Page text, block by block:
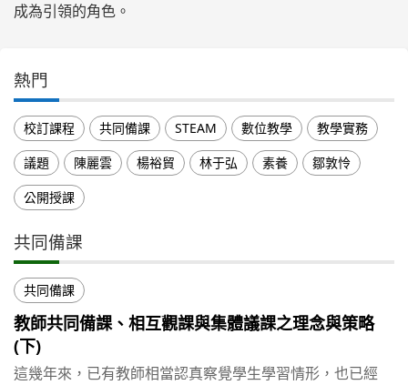
成為引領的角色。
熱門
校訂課程 共同備課 STEAM 數位教學
教學實務
議題
陳麗雲 楊裕貿 林于弘 素養
鄒敦怜
公開授課
共同備課
共同備課
教師共同備課、相互觀課與集體議課之理念與策略
(下)
這幾年來，已有教師相當認真察覺學生學習情形，也已經